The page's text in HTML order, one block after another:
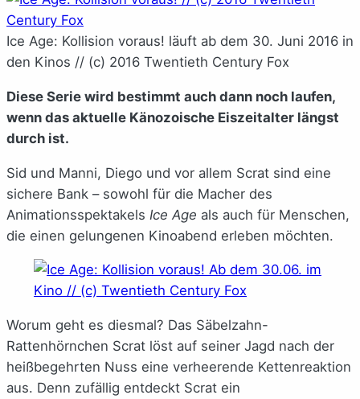
Ice Age: Kollision voraus! läuft ab dem 30. Juni 2016 in
den Kinos // (c) 2016 Twentieth Century Fox
Diese Serie wird bestimmt auch dann noch laufen,
wenn das aktuelle Känozoische Eiszeitalter längst
durch ist.
Sid und Manni, Diego und vor allem Scrat sind eine
sichere Bank – sowohl für die Macher des
Animationsspektakels Ice Age als auch für Menschen,
die einen gelungenen Kinoabend erleben möchten.
Worum geht es diesmal? Das Säbelzahn-
Rattenhörnchen Scrat löst auf seiner Jagd nach der
heißbegehrten Nuss eine verheerende Kettenreaktion
aus. Denn zufällig entdeckt Scrat ein